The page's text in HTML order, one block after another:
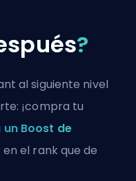
?
al siguiente nivel
¡compra tu
Boost de
en el rank que de